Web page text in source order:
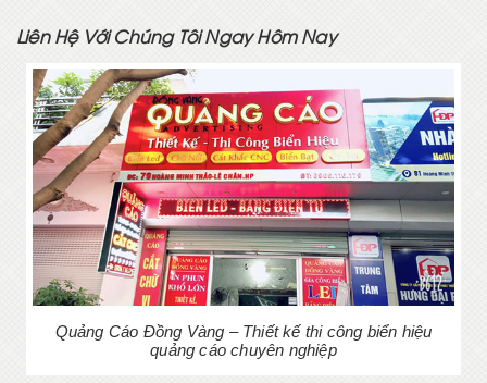
Liên Hệ Với Chúng Tôi Ngay Hôm Nay
Quảng Cáo Đồng Vàng – Thiết kế thi công biển hiệu
quảng cáo chuyên nghiệp